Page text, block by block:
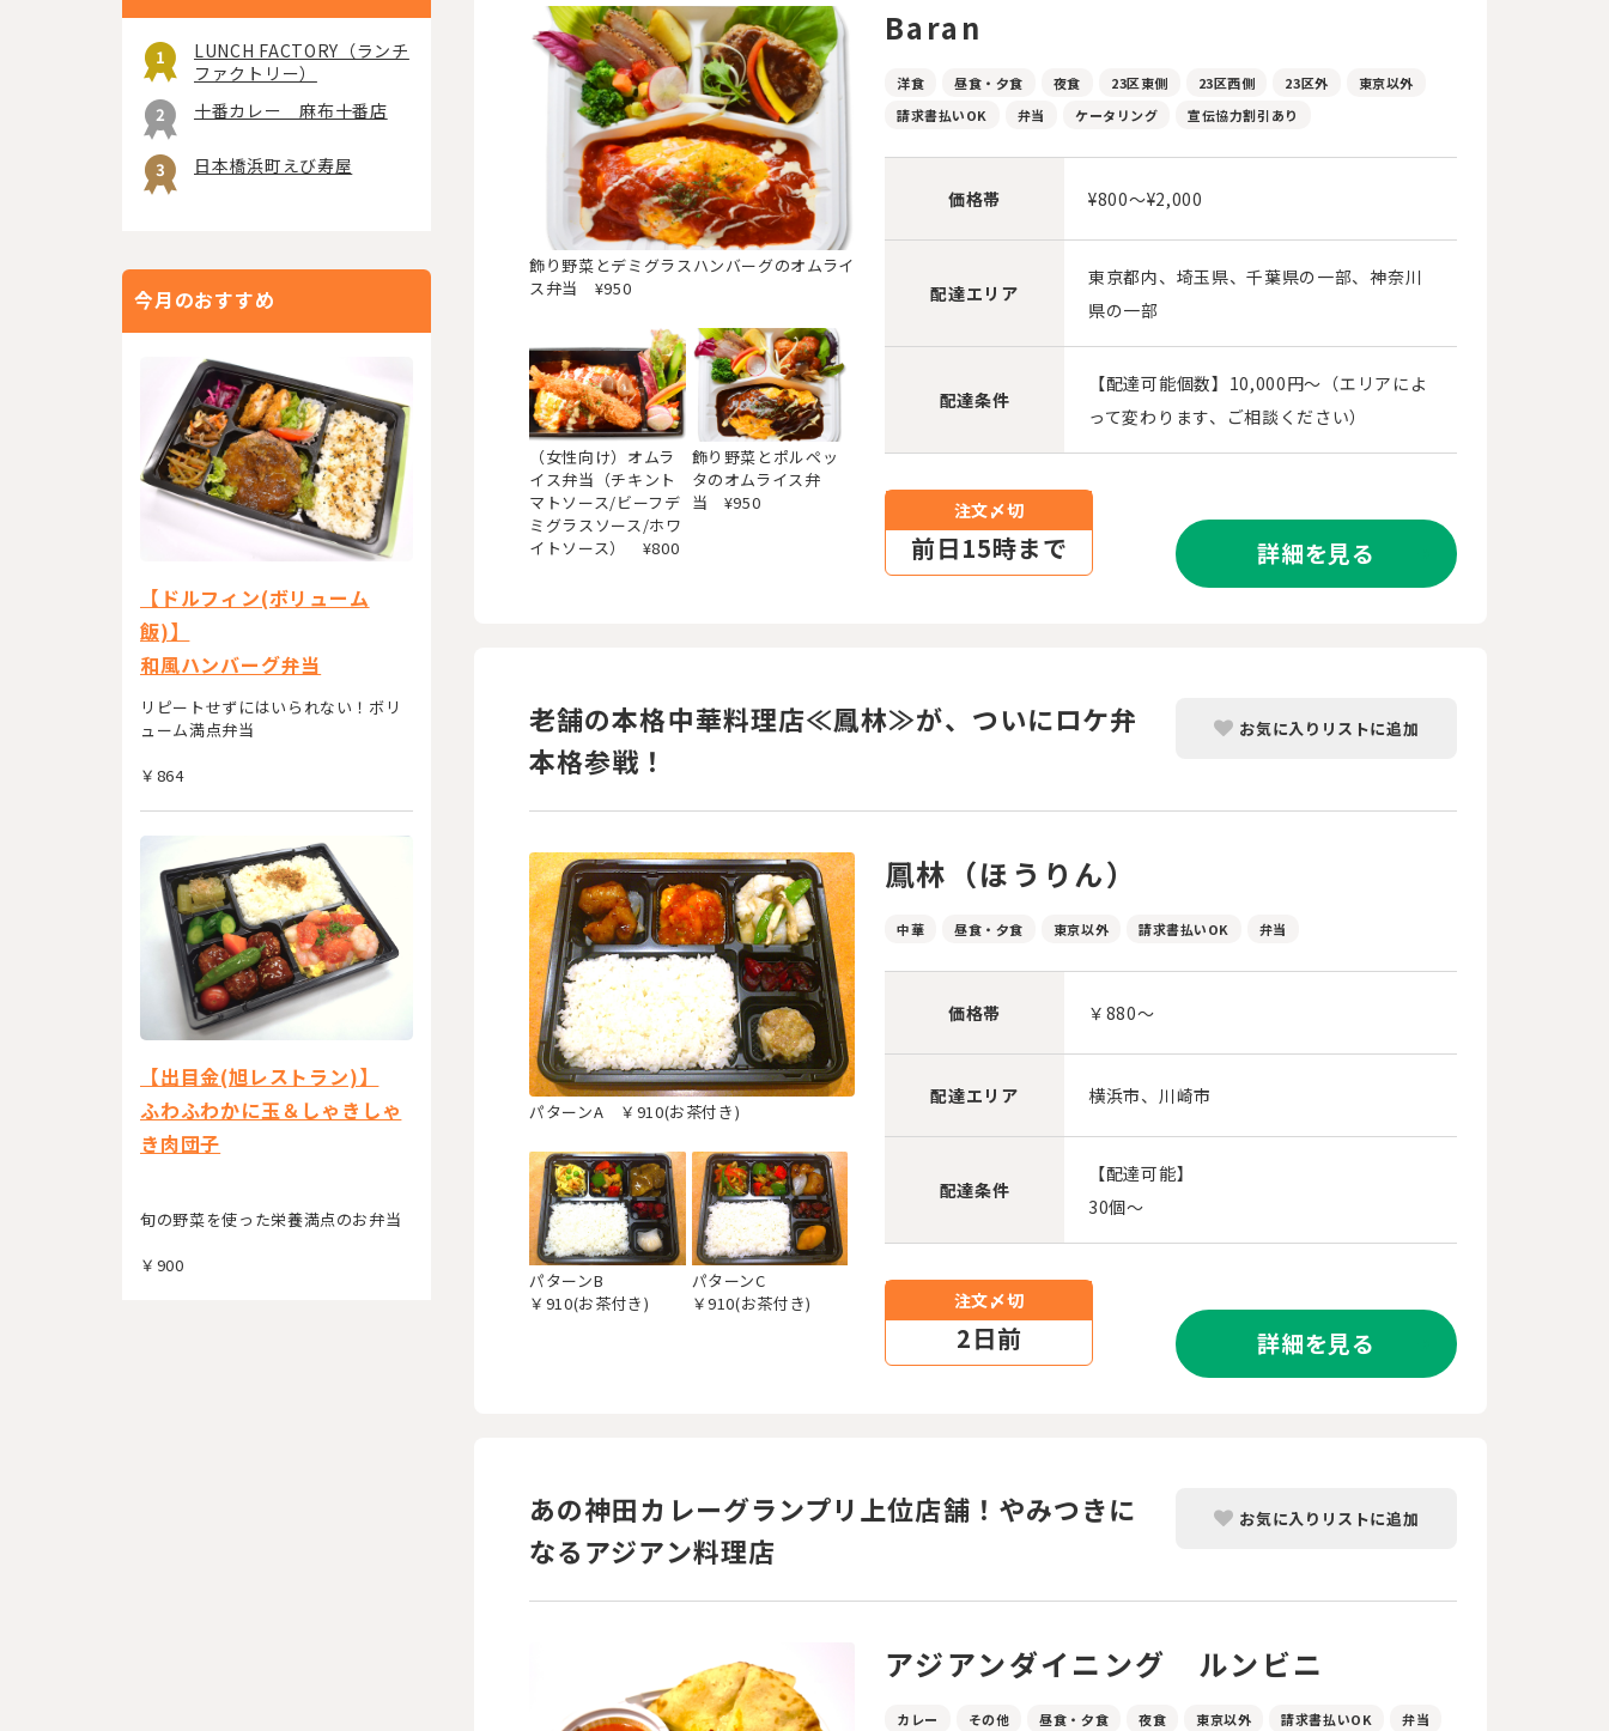
飾り野菜とデミグラスハンバーグのオムライ
ス弁当 ¥950
（女性向け）オムラ
イス弁当（チキント
マトソース/ビーフデ
ミグラスソース/ホワ
イトソース） ¥800
飾り野菜とポルペッ
タのオムライス弁
当 ¥950
Baran
洋食 昼食・夕食 夜食 23区東側 23区西側 23区外
東京以外
請求書払いOK
弁当 ケータリング 宣伝協力割引あり
価格帯 ¥800〜¥2,000
配達エリア
東京都内、埼玉県、千葉県の一部、神奈川
県の一部
配達条件
【配達可能個数】10,000円～（エリアによ
って変わります、ご相談ください）
注文〆切
前日15時まで 詳細を見る
老舗の本格中華料理店≪鳳林≫が、ついにロケ弁
本格参戦！
お気に入りリストに追加
パターンA ￥910(お茶付き)
パターンB
￥910(お茶付き)
パターンC
￥910(お茶付き)
鳳林（ほうりん）
中華 昼食・夕食 東京以外 請求書払いOK 弁当
価格帯 ￥880～
配達エリア 横浜市、川崎市
配達条件
【配達可能】
30個～
注文〆切
2日前 詳細を見る
あの神田カレーグランプリ上位店舗！やみつきに
なるアジアン料理店
お気に入りリストに追加
アジアンダイニング ルンビニ
カレー その他 昼食・夕食 夜食 東京以外 請求書払いOK 弁当
LUNCH FACTORY（ランチ
ファクトリー）
十番カレー 麻布十番店
日本橋浜町えび寿屋
今月のおすすめ
【ドルフィン(ボリューム
飯)】
和風ハンバーグ弁当
リピートせずにはいられない！ボリ
ューム満点弁当
￥864
【出目金(旭レストラン)】
ふわふわかに玉＆しゃきしゃ
き肉団子
旬の野菜を使った栄養満点のお弁当
￥900